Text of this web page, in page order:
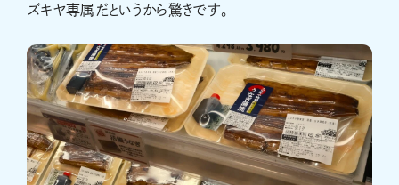
ズキヤ専属だというから驚きです。